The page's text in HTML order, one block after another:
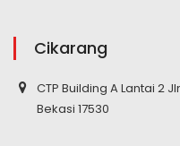
Cikarang
CTP Building A Lantai 2
Bekasi 17530